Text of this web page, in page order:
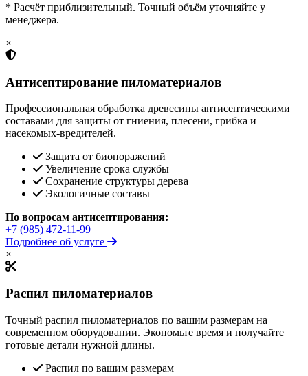
* Расчёт приблизительный. Точный объём уточняйте у
менеджера.
×
Антисептирование пиломатериалов
Профессиональная обработка древесины антисептическими
составами для защиты от гниения, плесени, грибка и
насекомых-вредителей.
Защита от биопоражений
Увеличение срока службы
Сохранение структуры дерева
Экологичные составы
По вопросам антисептирования:
+7 (985) 472-11-99
Подробнее об услуге
×
Распил пиломатериалов
Точный распил пиломатериалов по вашим размерам на
современном оборудовании. Экономьте время и получайте
готовые детали нужной длины.
Распил по вашим размерам